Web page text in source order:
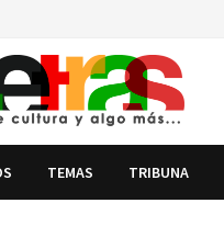
TEMAS TRIBUNA